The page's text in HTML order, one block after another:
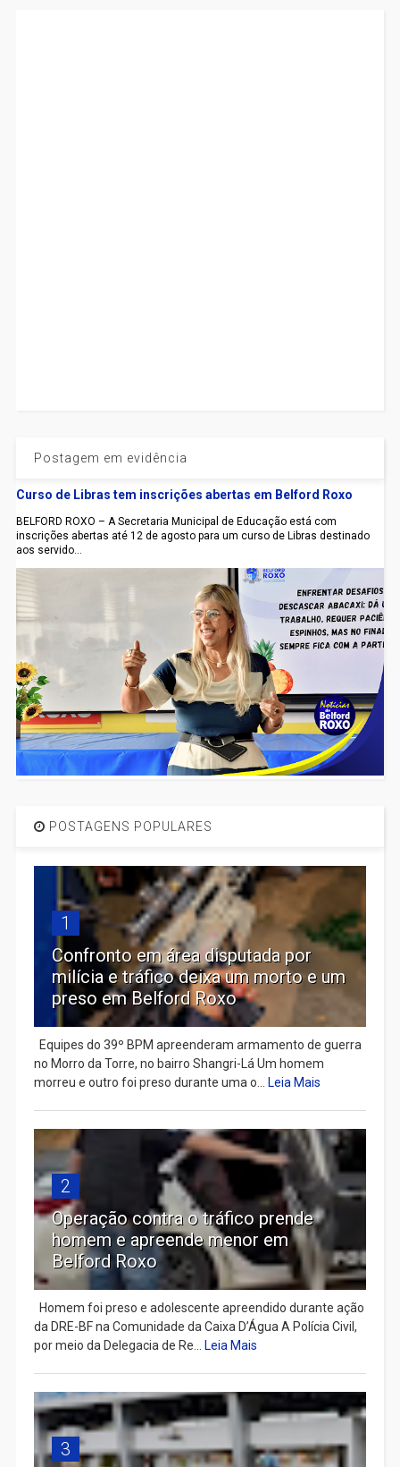
Postagem em evidência
Curso de Libras tem inscrições abertas em Belford Roxo
BELFORD ROXO – A Secretaria Municipal de Educação está com
inscrições abertas até 12 de agosto para um curso de Libras destinado
aos servido...
POSTAGENS POPULARES
1
Confronto em área disputada por
milícia e tráfico deixa um morto e um
preso em Belford Roxo
Equipes do 39º BPM apreenderam armamento de guerra
no Morro da Torre, no bairro Shangri-Lá Um homem
morreu e outro foi preso durante uma o... Leia Mais
2
Operação contra o tráfico prende
homem e apreende menor em
Belford Roxo
Homem foi preso e adolescente apreendido durante ação
da DRE-BF na Comunidade da Caixa D’Água A Polícia Civil,
por meio da Delegacia de Re... Leia Mais
3